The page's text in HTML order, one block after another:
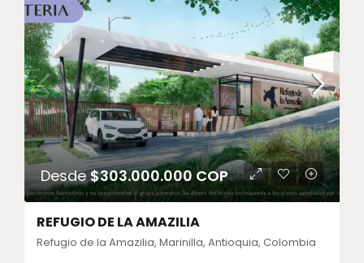
Desde$303.000.000 COP
REFUGIO DE LA AMAZILIA
Refugio de la Amazilia, Marinilla, Antioquia, Colombia